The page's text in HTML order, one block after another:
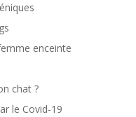
enceinte
chat ?
le Covid-19